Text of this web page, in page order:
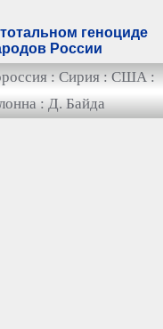
геноциде
России
: Сирия : США :
: Д. Байда